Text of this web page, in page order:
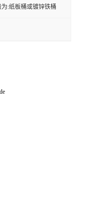
:纸板桶或镀锌铁桶